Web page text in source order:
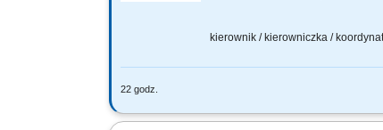
kierownik / kierowniczka /
22 godz.
Opis oferty Szukamy osoby, która